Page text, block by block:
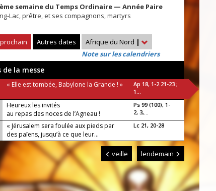
semaine du Temps Ordinaire — Année Paire
Lac, prêtre, et ses compagnons, martyrs
Autres dates Afrique du Nord |
Note sur les calendriers
de la messe
« Elle est tombée, Babylone la Grande ! »
Ap 18, 1-2.21-23 ;
1...
Heureux les invités
au repas des noces de l’Agneau !
Ps 99 (100), 1-
2, 3,...
« Jérusalem sera foulée aux pieds par
des païens, jusqu’à ce que leur...
Lc 21, 20-28
veille lendemain